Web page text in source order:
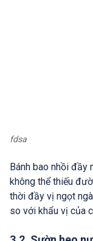
fdsa
Bánh bao nhồi đầy
không thể thiếu
thời đầy vị ngọt
so với khẩu vị của